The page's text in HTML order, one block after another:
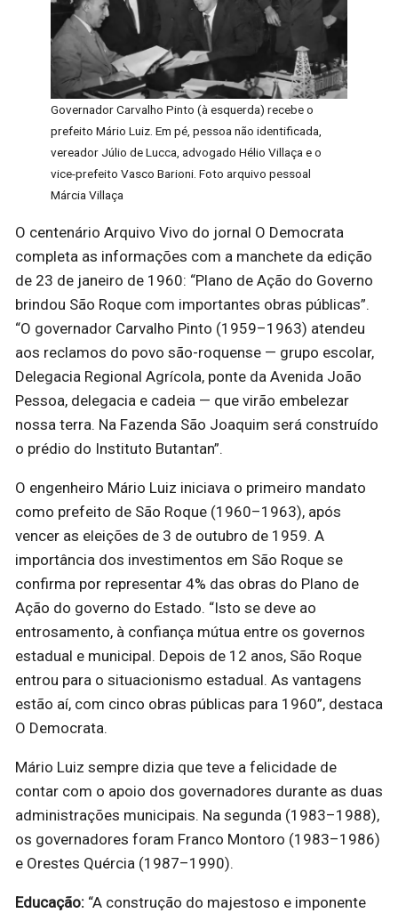
Governador Carvalho Pinto (à esquerda) recebe o
prefeito Mário Luiz. Em pé, pessoa não identificada,
vereador Júlio de Lucca, advogado Hélio Villaça e o
vice-prefeito Vasco Barioni. Foto arquivo pessoal
Márcia Villaça
O centenário Arquivo Vivo do jornal O Democrata
completa as informações com a manchete da edição
de 23 de janeiro de 1960: “Plano de Ação do Governo
brindou São Roque com importantes obras públicas”.
“O governador Carvalho Pinto (1959–1963) atendeu
aos reclamos do povo são-roquense — grupo escolar,
Delegacia Regional Agrícola, ponte da Avenida João
Pessoa, delegacia e cadeia — que virão embelezar
nossa terra. Na Fazenda São Joaquim será construído
o prédio do Instituto Butantan”.
O engenheiro Mário Luiz iniciava o primeiro mandato
como prefeito de São Roque (1960–1963), após
vencer as eleições de 3 de outubro de 1959. A
importância dos investimentos em São Roque se
confirma por representar 4% das obras do Plano de
Ação do governo do Estado. “Isto se deve ao
entrosamento, à confiança mútua entre os governos
estadual e municipal. Depois de 12 anos, São Roque
entrou para o situacionismo estadual. As vantagens
estão aí, com cinco obras públicas para 1960”, destaca
O Democrata.
Mário Luiz sempre dizia que teve a felicidade de
contar com o apoio dos governadores durante as duas
administrações municipais. Na segunda (1983–1988),
os governadores foram Franco Montoro (1983–1986)
e Orestes Quércia (1987–1990).
Educação: “A construção do majestoso e imponente